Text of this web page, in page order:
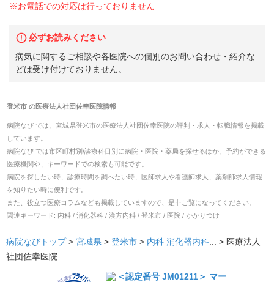
※お電話での対応は行っておりません
必ずお読みください
病気に関するご相談や各医院への個別のお問い合わせ・紹介な
どは受け付けておりません。
登米市の医療法人社団佐幸医院情報
病院なび では、 宮城県登米市の医療法人社団佐幸医院の評判・求人・転職情報を掲載
しています。
病院なび では市区町村別/診療科目別に病院・医院・薬局を探せるほか、予約ができる
医療機関や、キーワードでの検索も可能です。
病院を探したい時、診療時間を調べたい時、医師求人や看護師求人、薬剤師求人情報
を知りたい時に便利です。
また、役立つ医療コラムなども掲載していますので、是非ご覧になってください。
関連キーワード: 内科 / 消化器科 / 漢方内科 / 登米市 / 医院 / かかりつけ
病院なびトップ > 宮城県 > 登米市 > 内科 消化器内科... > 医療法人
社団佐幸医院